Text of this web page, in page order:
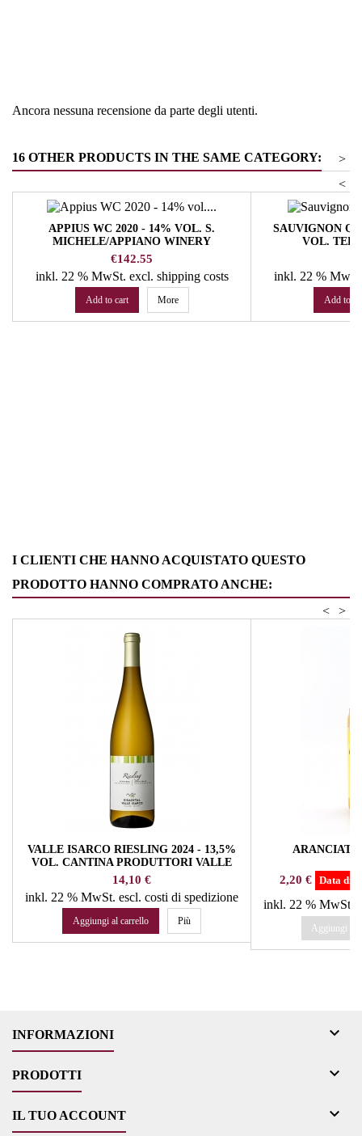
Ancora nessuna recensione da parte degli utenti.
16 OTHER PRODUCTS IN THE SAME CATEGORY:
>
<
APPIUS WC 2020 - 14% VOL. S.
MICHELE/APPIANO WINERY
Price
€142.55
inkl. 22 % MwSt. excl. shipping costs
Add to cart More
SAUVIGNON
VOL.
inkl. 22 %
Add to
I CLIENTI CHE HANNO ACQUISTATO QUESTO
PRODOTTO HANNO COMPRATO ANCHE:
>
<
VALLE ISARCO RIESLING 2024 - 13,5%
VOL. CANTINA PRODUTTORI VALLE
ISARCO
Prezzo
14,10 €
inkl. 22 % MwSt. escl. costi di spedizione
Aggiungi al carrello Più
ARANCIATA
Prezzo
2,20 € Data
inkl. 22 % MwSt.
Aggiungi al
INFORMAZIONI 
PRODOTTI 
IL TUO ACCOUNT 